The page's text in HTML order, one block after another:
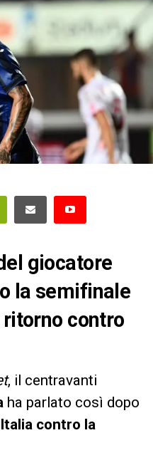
giocatore
la semifinale
contro
, il centravanti
ha parlato così dopo
contro la